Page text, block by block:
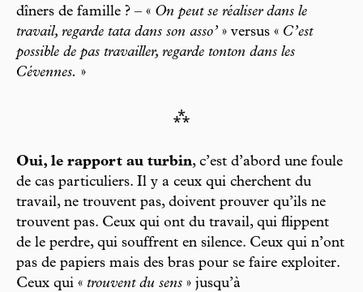
dîners de famille ? – « On peut se réaliser dans le
travail, regarde tata dans son asso’ » versus « C’est
possible de pas travailler, regarde tonton dans les
Cévennes. »
⁂
Oui, le rapport au turbin, c’est d’abord une foule
de cas particuliers. Il y a ceux qui cherchent du
travail, ne trouvent pas, doivent prouver qu’ils ne
trouvent pas. Ceux qui ont du travail, qui flippent
de le perdre, qui souffrent en silence. Ceux qui n’ont
pas de papiers mais des bras pour se faire exploiter.
Ceux qui « trouvent du sens » jusqu’à